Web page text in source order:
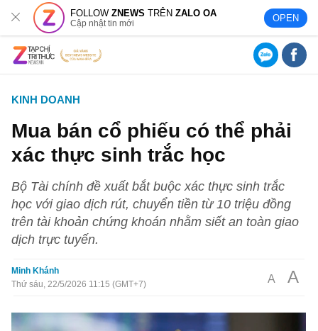
FOLLOWZNEWS TRÊNZALO OA
Cập nhật tin mới OPEN
KINH DOANH
Mua bán cổ phiếu có thể phải
xác thực sinh trắc học
Bộ Tài chính đề xuất bắt buộc xác thực sinh trắc
học với giao dịch rút, chuyển tiền từ 10 triệu đồng
trên tài khoản chứng khoán nhằm siết an toàn giao
dịch trực tuyến.
Minh Khánh
Thứ sáu, 22/5/2026 11:15 (GMT+7)
A A